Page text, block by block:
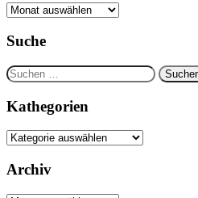
Archiv
Suche
Suchen
nach:
Kathegorien
Kathegorien
Archiv